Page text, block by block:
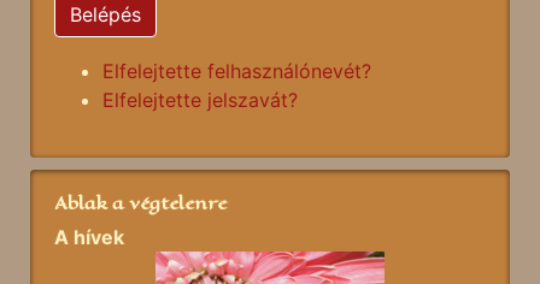
Belépés
Elfelejtette felhasználónevét?
Elfelejtette jelszavát?
Ablak a végtelenre
A hívek